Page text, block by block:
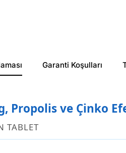
Garanti Koşulları
Propolis ve Çinko
TABLET